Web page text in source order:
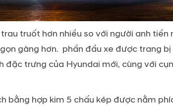
truốt hơn nhiều so với người anh tiền
gàng hơn. phần đầu xe được trang
đặc trưng của Hyundai mới, cùng với
bằng hợp kim 5 chấu kép được nằm